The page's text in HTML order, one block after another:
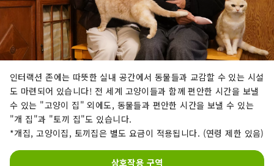
인터랙션 존에는 따뜻한 실내 공간에서 동물들과 교감할 수 있는 시설
도 마련되어 있습니다! 전 세계 고양이들과 함께 편안한 시간을 보낼
수 있는 "고양이 집" 외에도, 동물들과 편안한 시간을 보낼 수 있는
"개 집"과 "토끼 집"도 있습니다.
*개집, 고양이집, 토끼집은 별도 요금이 적용됩니다. (연령 제한 있음)
상호작용 구역